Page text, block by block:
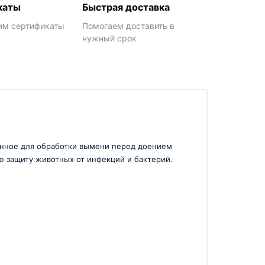
сертификаты
Быстрая доставка
Помогаем доставить в
нужный срок
для обработки вымени перед доением
защиту животных от инфекций и бактерий.